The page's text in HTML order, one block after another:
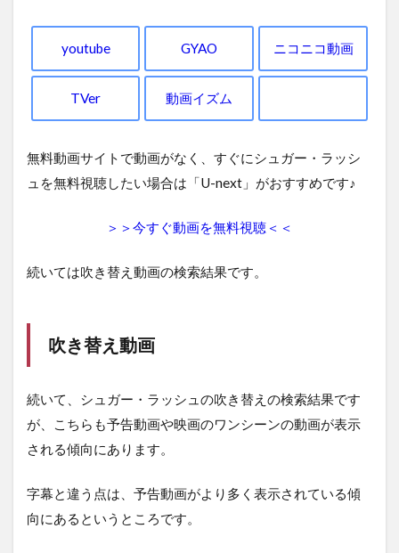
youtube GYAO ニコニコ動画
TVer 動画イズム
無料動画サイトで動画がなく、すぐにシュガー・ラッシ
ュを無料視聴したい場合は「U-next」がおすすめです♪
＞＞今すぐ動画を無料視聴＜＜
続いては吹き替え動画の検索結果です。
吹き替え動画
続いて、シュガー・ラッシュの吹き替えの検索結果です
が、こちらも予告動画や映画のワンシーンの動画が表示
される傾向にあります。
字幕と違う点は、予告動画がより多く表示されている傾
向にあるというところです。